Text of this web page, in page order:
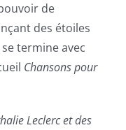
de
des étoiles
termine avec
Chansons pour
Leclerc et des